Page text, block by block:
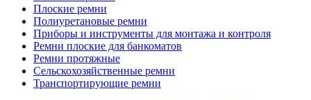
Плоские ремни
Полиуретановые ремни
Приборы и инструменты для монтажа и контроля
Ремни плоские для банкоматов
Ремни протяжные
Сельскохозяйственные ремни
Транспортирующие ремни